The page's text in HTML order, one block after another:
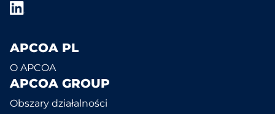
APCOA PL
O APCOA
APCOA GROUP
Obszary działalności